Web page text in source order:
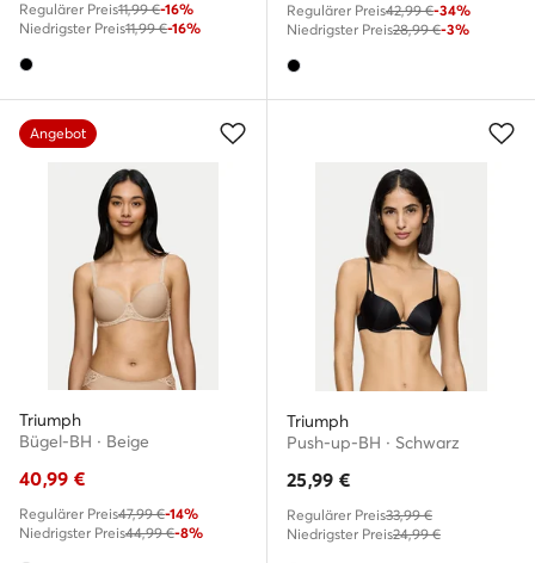
Regulärer Preis11,99 €-16%
Niedrigster Preis11,99 €-16%
Regulärer Preis42,99 €-34%
Niedrigster Preis28,99 €-3%
Angebot
Triumph
Bügel-BH · Beige
40,99 €
Regulärer Preis47,99 €-14%
Niedrigster Preis44,99 €-8%
Triumph
Push-up-BH · Schwarz
25,99 €
Regulärer Preis33,99 €
Niedrigster Preis24,99 €